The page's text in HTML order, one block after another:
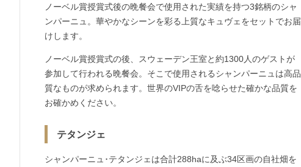
ノーベル賞授賞式後の晩餐会で使用された実績を持つ3銘柄のシャ
ンパーニュ。華やかなシーンを彩る上質なキュヴェをセットでお届
けします。
ノーベル賞授賞式の後、スウェーデン王室と約1300人のゲストが
参加して行われる晩餐会。そこで使用されるシャンパーニュは高品
質なものが求められます。世界のVIPの舌を唸らせた確かな品質を
お確かめください。
テタンジェ
シャンパーニュ･テタンジェは合計288haに及ぶ34区画の自社畑を